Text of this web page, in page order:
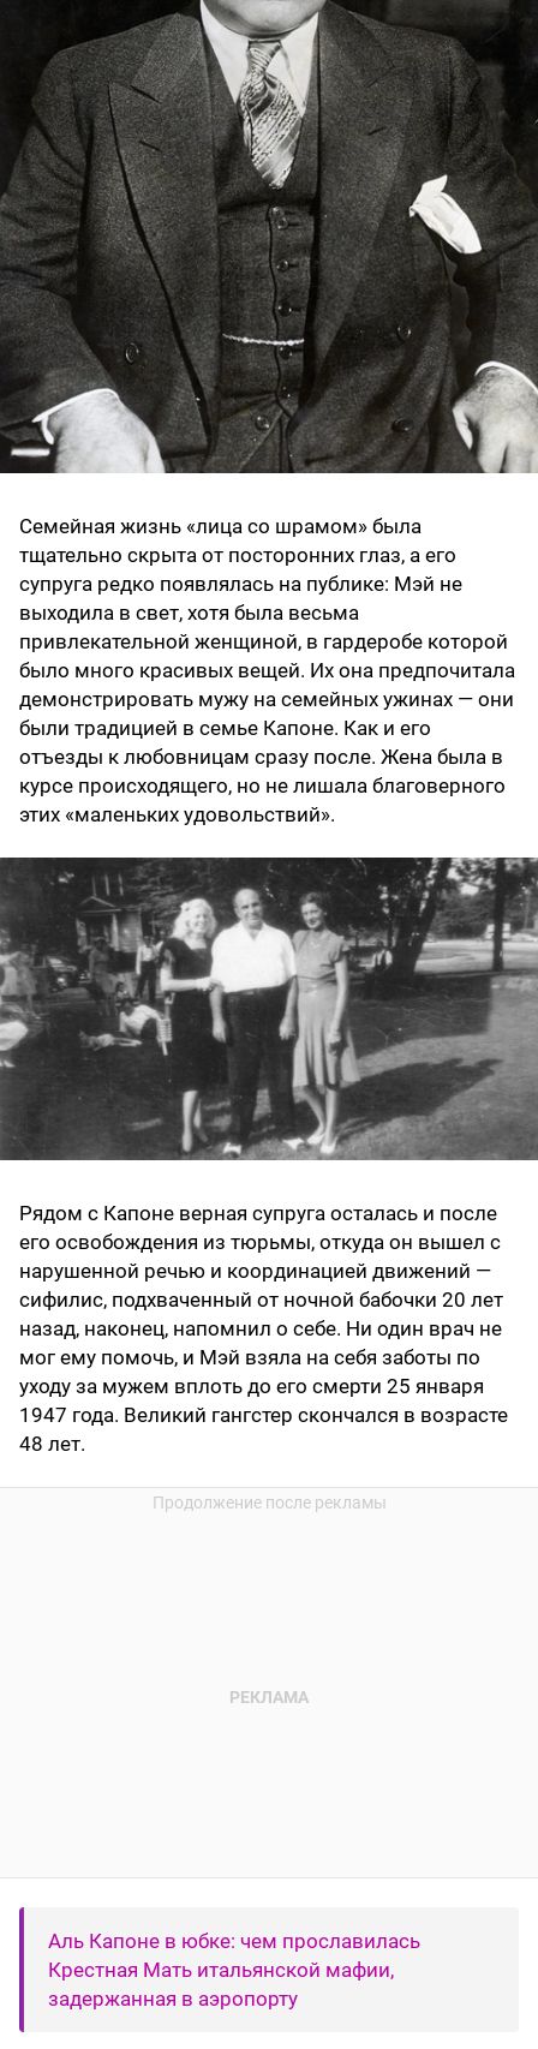
Семейная жизнь «лица со шрамом» была
тщательно скрыта от посторонних глаз, а его
супруга редко появлялась на публике: Мэй не
выходила в свет, хотя была весьма
привлекательной женщиной, в гардеробе которой
было много красивых вещей. Их она предпочитала
демонстрировать мужу на семейных ужинах — они
были традицией в семье Капоне. Как и его
отъезды к любовницам сразу после. Жена была в
курсе происходящего, но не лишала благоверного
этих «маленьких удовольствий».
Рядом с Капоне верная супруга осталась и после
его освобождения из тюрьмы, откуда он вышел с
нарушенной речью и координацией движений —
сифилис, подхваченный от ночной бабочки 20 лет
назад, наконец, напомнил о себе. Ни один врач не
мог ему помочь, и Мэй взяла на себя заботы по
уходу за мужем вплоть до его смерти 25 января
1947 года. Великий гангстер скончался в возрасте
48 лет.
Аль Капоне в юбке: чем прославилась
Крестная Мать итальянской мафии,
задержанная в аэропорту